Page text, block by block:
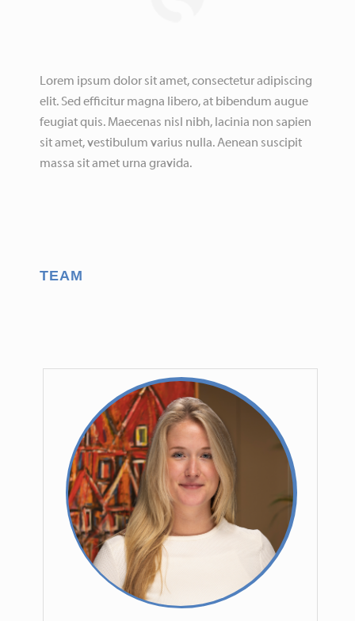
Lorem ipsum dolor sit amet, consectetur adipiscing
elit. Sed efficitur magna libero, at bibendum augue
feugiat quis. Maecenas nisl nibh, lacinia non sapien
sit amet, vestibulum varius nulla. Aenean suscipit
massa sit amet urna gravida.
TEAM